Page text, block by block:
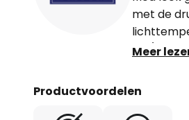
met de
LED). Die
Meer
Productvoordelen